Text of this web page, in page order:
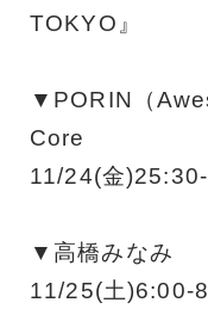
TOKYO』
▼PORIN（
Core
11/24(金
▼高橋みなみ
11/25(土)6:00-